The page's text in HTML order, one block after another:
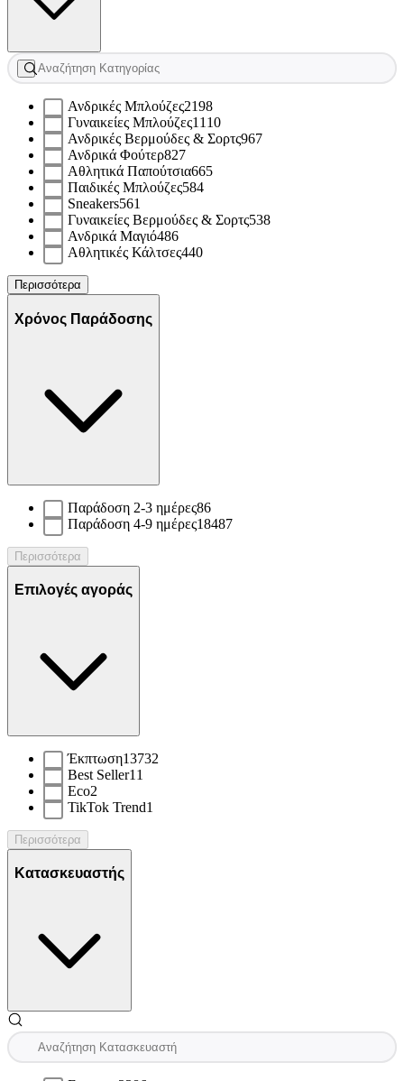
Ανδρικές Μπλούζες2198
Γυναικείες Μπλούζες1110
Ανδρικές Βερμούδες & Σορτς967
Ανδρικά Φούτερ827
Αθλητικά Παπούτσια665
Παιδικές Μπλούζες584
Sneakers561
Γυναικείες Βερμούδες & Σορτς538
Ανδρικά Μαγιό486
Αθλητικές Κάλτσες440
Περισσότερα
Χρόνος Παράδοσης
Παράδοση 2-3 ημέρες86
Παράδοση 4-9 ημέρες18487
Περισσότερα
Επιλογές αγοράς
Έκπτωση13732
Best Seller11
Eco2
TikTok Trend1
Περισσότερα
Κατασκευαστής